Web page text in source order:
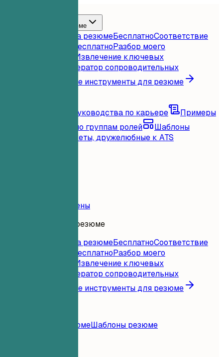
Инструменты для резюме
Мгновенная оценка резюмеБесплатноСоответствие
БесплатноРазбор моего
Извлечение ключевых
Генератор сопроводительных
Все инструменты для резюме
Советы и руководства по карьере
Примеры
Просмотр по группам ролей
Шаблоны
Чистые макеты, дружелюбные к ATS
Цены
Инструменты для резюме
Мгновенная оценка резюмеБесплатноСоответствие
БесплатноРазбор моего
Извлечение ключевых
Генератор сопроводительных
Все инструменты для резюме
Примеры резюмеШаблоны резюме